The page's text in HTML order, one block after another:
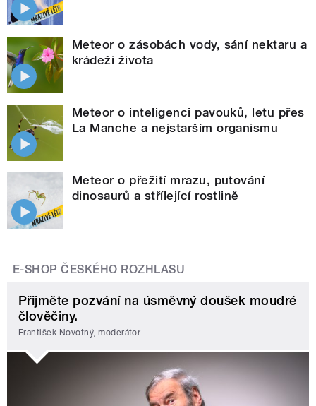
Meteor o zásobách vody, sání nektaru a
krádeži života
Meteor o inteligenci pavouků, letu přes
La Manche a nejstarším organismu
Meteor o přežití mrazu, putování
dinosaurů a střílející rostlině
E-SHOP ČESKÉHO ROZHLASU
Přijměte pozvání na úsměvný doušek moudré
člověčiny.
František Novotný, moderátor